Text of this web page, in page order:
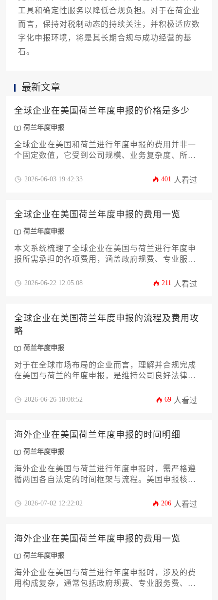
工具和确定性服务以降低合规负担。对于在荷企业
而言，保持对税制动态的持续关注，并积极适应数
字化申报环境，将是其长期合规与成功经营的基
石。
最新文章
全球企业在美国荷兰年度申报的价格是多少
荷兰年度申报
全球企业在美国和荷兰进行年度申报的费用并非一
个固定数值，它受到公司规模、业务复杂度、所在
合影响，从数千元到数十万元人民币不等，企业需
2026-06-03 19:42:33 401 人看过
全球企业在美国荷兰年度申报的费用一览
荷兰年度申报
本文系统梳理了全球企业在美国与荷兰进行年度申
报所需承担的各项费用，涵盖政府规费、专业服务
用的参考指南。
2026-06-22 12:05:08 211 人看过
全球企业在美国荷兰年度申报的流程及费用攻
略
荷兰年度申报
对于在全球市场布局的企业而言，理解并合规完成
在美国与荷兰的年度申报，是维持公司良好法律与
核心流程、关键时间节点、所需文件以及相关费用
2026-06-26 18:08:52 69 人看过
海外企业在美国荷兰年度申报的时间明细
荷兰年度申报
海外企业在美国与荷兰进行年度申报时，需严格遵
循两国各自法定的时间框架与流程。美国申报核心
围绕财务年报提交与税务申报期限展开。两地时间
2026-07-02 12:22:02 206 人看过
海外企业在美国荷兰年度申报的费用一览
荷兰年度申报
海外企业在美国与荷兰进行年度申报时，涉及的费
用构成复杂，通常包括政府规费、专业服务费、潜